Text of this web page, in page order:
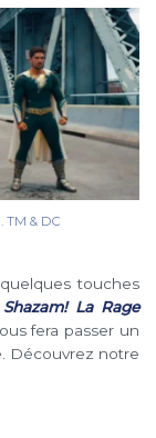
TM & DC
touches
Shazam! La Rage
fera passer un
Découvrez notre